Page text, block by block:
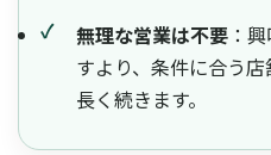
無理な営業は不要 ：
すより、条件に合う
長く続きます。